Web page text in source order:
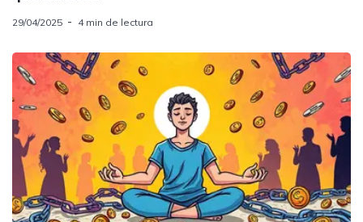
29/04/2025 4 min de lectura